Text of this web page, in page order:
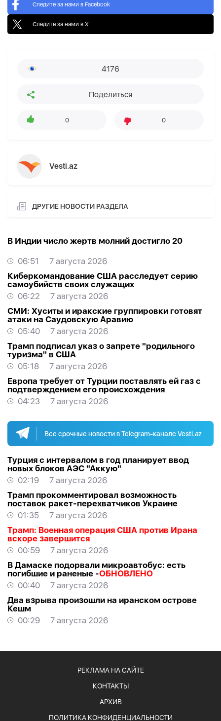
Следите за нами в Facebook
Следите за нами в X
4176
Поделиться
0 0
Vesti.az
ДРУГИЕ НОВОСТИ РАЗДЕЛА
В Индии число жертв молний достигло 20
06:51
7 августа 2026
Киберкомандование США расследует серию
самоубийств своих служащих
06:22
7 августа 2026
СМИ: Хуситы и иракские группировки готовят
атаки на Саудовскую Аравию
05:40
7 августа 2026
Трамп подписал указ о запрете "родильного
туризма" в США
05:18
7 августа 2026
Европа требует от Турции поставлять ей газ с
подтверждением его происхождения
04:23
7 августа 2026
Все срочные новости в Telegram-канале Vesti.az
Турция с интервалом в год планирует ввод
новых блоков АЭС "Аккую"
02:19
7 августа 2026
Трамп прокомментировал возможность
поставок ракет-перехватчиков Украине
01:35
7 августа 2026
Трамп: Военная операция США против Ирана
вскоре завершится
00:59
7 августа 2026
В Дамаске подорвали микроавтобус: есть
погибшие и раненые -ОБНОВЛЕНО
00:40
7 августа 2026
Два взрыва произошли на иранском острове
Кешм
00:29
7 августа 2026
РЕКЛАМА НА САЙТЕ
КОНТАКТЫ
АРХИВ
ПОЛИТИКА КОНФИДЕНЦИАЛЬНОСТИ